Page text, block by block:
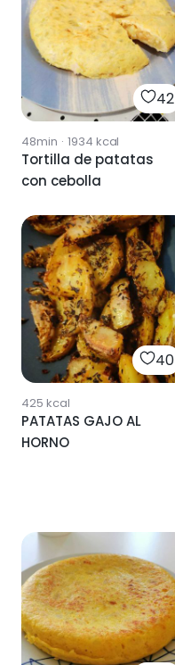
42
48min · 1934 kcal
Tortilla de patatas
con cebolla
40
425 kcal
PATATAS GAJO AL
HORNO